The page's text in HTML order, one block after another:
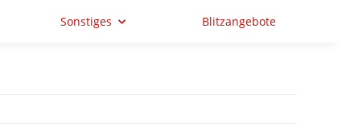
Sonstiges Blitzangebote